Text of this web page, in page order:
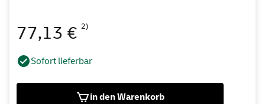
77,13 € 2)
Sofort lieferbar
in den Warenkorb